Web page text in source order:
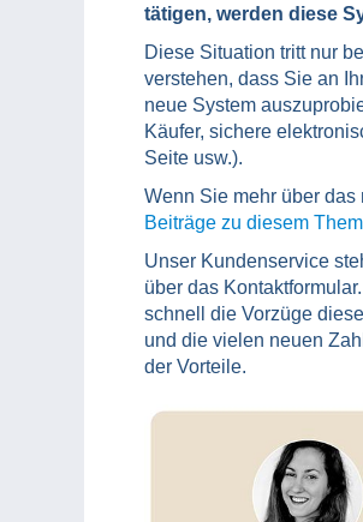
tätigen, werden diese
Diese Situation tritt nur
verstehen, dass Sie an
neue System
Käufer, sichere
Seite usw.).
Wenn Sie mehr über das
Beiträge zu diesem
Unser Kundenservice
über das
schnell die Vorzüge
und die vielen neuen
der Vorteile.